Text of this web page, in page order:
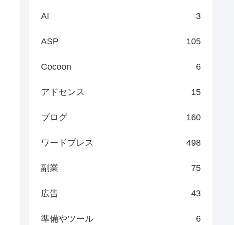
AI 3
ASP 105
Cocoon 6
アドセンス 15
ブログ 160
ワードプレス 498
副業 75
広告 43
準備やツール 6